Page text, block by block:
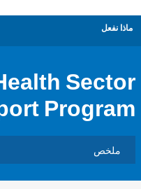
Health